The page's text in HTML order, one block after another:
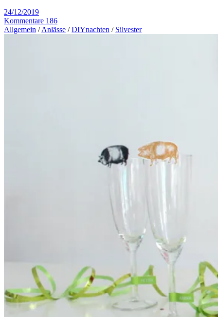
24/12/2019
Kommentare 186
Allgemein /Anlässe /DIYnachten / Silvester